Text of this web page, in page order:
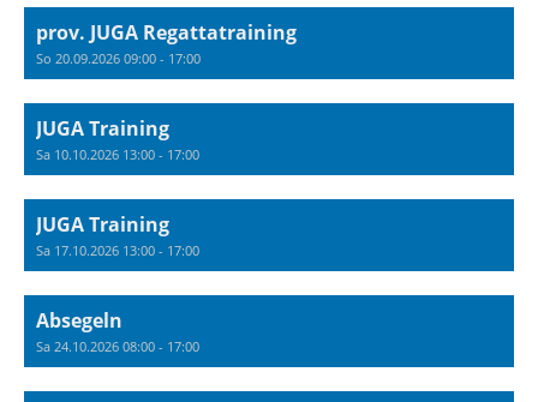
prov. JUGA Regattatraining
So 20.09.2026 09:00 - 17:00
JUGA Training
Sa 10.10.2026 13:00 - 17:00
JUGA Training
Sa 17.10.2026 13:00 - 17:00
Absegeln
Sa 24.10.2026 08:00 - 17:00